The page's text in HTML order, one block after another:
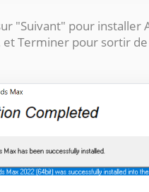
"Suivant" pour installer
et Terminer pour sortir